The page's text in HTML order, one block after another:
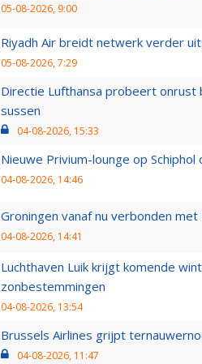
05-08-2026, 9:00
Riyadh Air breidt netwerk verder
05-08-2026, 7:29
Directie Lufthansa probeert
sussen
04-08-2026, 15:33
Nieuwe Privium-lounge op
04-08-2026, 14:46
Groningen vanaf nu verbonden
04-08-2026, 14:41
Luchthaven Luik krijgt komende
zonbestemmingen
04-08-2026, 13:54
Brussels Airlines grijpt
04-08-2026, 11:47